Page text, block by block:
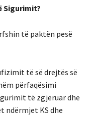
Sigurimit?
të paktën pesë
të së drejtës së
përfaqësimi
të zgjeruar dhe
ndërmjet KS dhe